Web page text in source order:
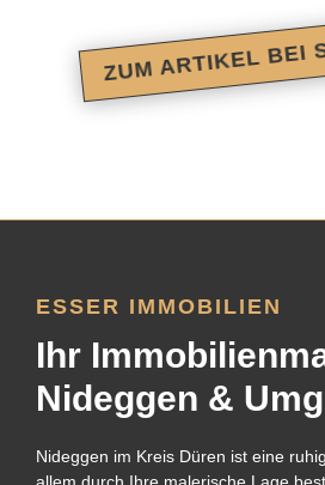
ZUM ARTIKEL BEI
ESSER IMMOBILIEN
Ihr
Nideggen &
Nideggen im Kreis Düren ist eine